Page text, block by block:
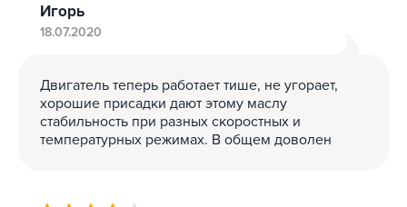
Игорь
18.07.2020
Двигатель теперь работает тише, не угорает,
хорошие присадки дают этому маслу
стабильность при разных скоростных и
температурных режимах. В общем доволен